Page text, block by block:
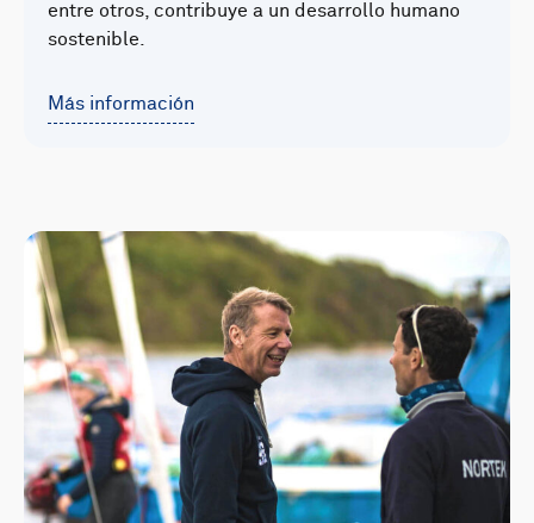
entre otros, contribuye a un desarrollo humano
sostenible.
Más información